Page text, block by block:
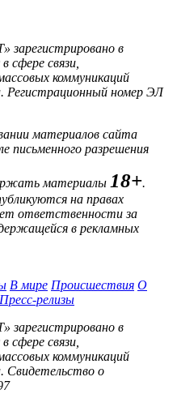
зарегистрировано в
сфере связи,
коммуникаций
Регистрационный номер ЭЛ
материалов сайта
письменного разрешения
материалы 18+.
на правах
ответственности за
в рекламных
В мире Происшествия О
Пресс-релизы
зарегистрировано в
сфере связи,
коммуникаций
Свидетельство о